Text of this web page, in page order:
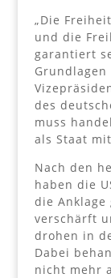
„Die
und die
garantiert
des
muss
als Staat
Nach den
haben die
die Anklage
verschärft
drohen in
Dabei
nicht mehr